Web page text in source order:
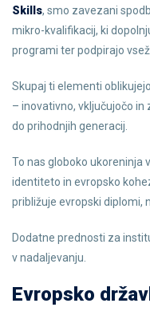
Skills, smo zavezani
mikro-kvalifikacij, ki
programi ter podpirajo
Skupaj ti elementi
– inovativno, vključujočo
do prihodnjih generacij.
To nas globoko ukoreninja
identiteto in evropsko
približuje evropski diplomi,
Dodatne prednosti za
v nadaljevanju.
Evropsko